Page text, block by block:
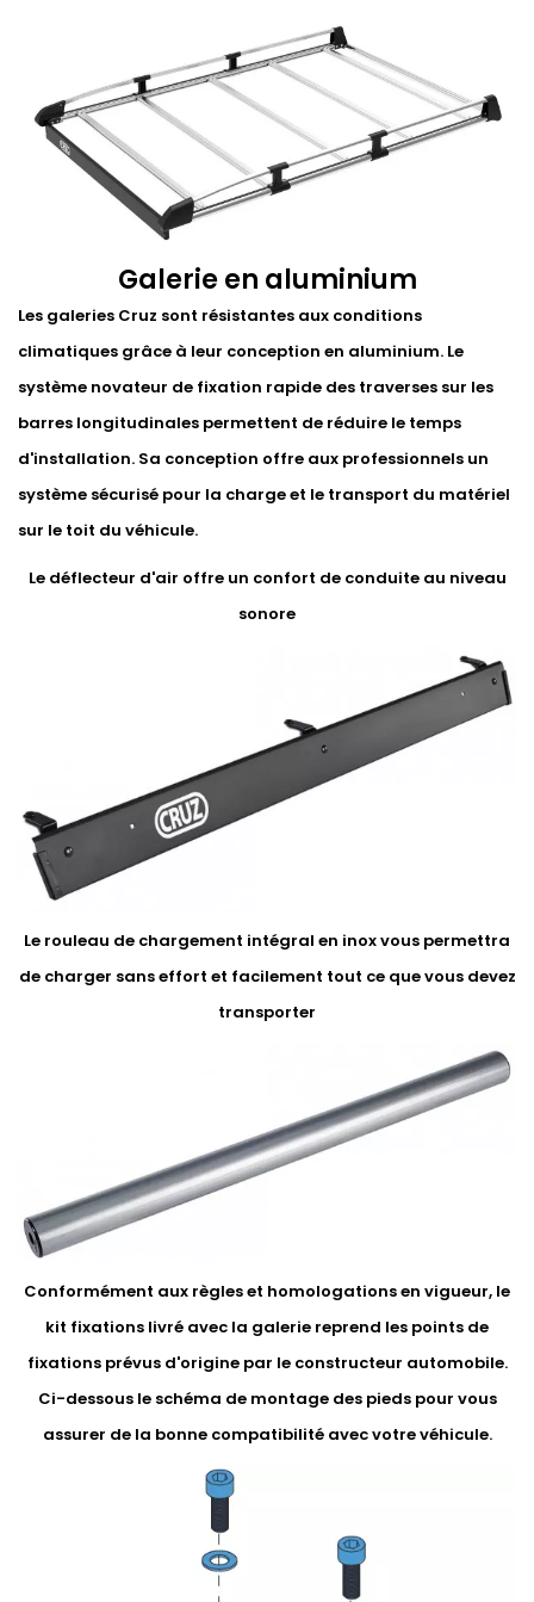
Galerie en aluminium
Les galeries Cruz sont résistantes aux conditions
climatiques grâce à leur conception en aluminium. Le
système novateur de fixation rapide des traverses sur les
barres longitudinales permettent de réduire le temps
d'installation. Sa conception offre aux professionnels un
système sécurisé pour la charge et le transport du matériel
sur le toit du véhicule.
Le déflecteur d'air offre un confort de conduite au niveau
sonore
Le rouleau de chargement intégral en inox vous permettra
de charger sans effort et facilement tout ce que vous devez
transporter
Conformément aux règles et homologations en vigueur, le
kit fixations livré avec la galerie reprend les points de
fixations prévus d'origine par le constructeur automobile.
Ci-dessous le schéma de montage des pieds pour vous
assurer de la bonne compatibilité avec votre véhicule.